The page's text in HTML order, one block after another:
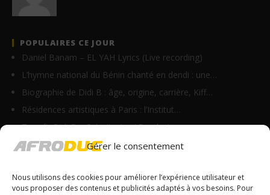
Gérer le consentement
Nous utilisons des cookies pour améliorer l’expérience utilisateur et
vous proposer des contenus et publicités adaptés à vos besoins. Pour
POPULAIRES CE JOUR
Daniel Banam – EL YAH Lyrics (Live recording)
L’hymne national du Bénin chanté en dendi : une…
Biographie de Didi B : âge, origine, carrière, Kiff…
Résidences artistiques à Paris : l’Institut…
Tayc ft. Didi B – Salo (Lyrics / Paroles)
Paki Chenzu – Soldat (Lyrics)
Jonathan feat Faveur Mukoko – Béni de Dieu (Lyrics)